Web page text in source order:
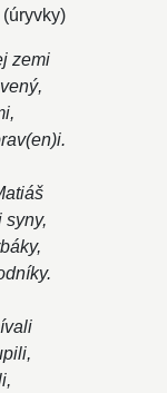
(úryvky)
zemi
syny,